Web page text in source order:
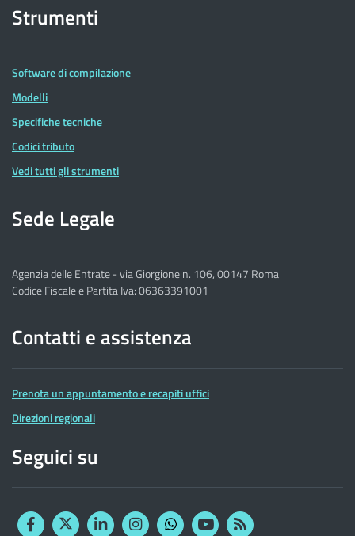
Strumenti
Software di compilazione
Modelli
Specifiche tecniche
Codici tributo
Vedi tutti gli strumenti
Sede Legale
Agenzia delle Entrate - via Giorgione n. 106, 00147 Roma
Codice Fiscale e Partita Iva: 06363391001
Contatti e assistenza
Prenota un appuntamento e recapiti uffici
Direzioni regionali
Seguici su
FacebookTwitterLinkedinInstagram YouTubeRSS